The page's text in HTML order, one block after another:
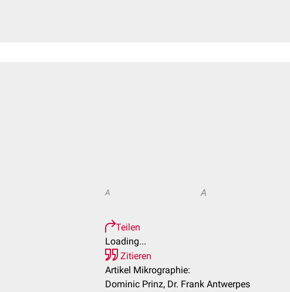
A A
Teilen
Loading...
Zitieren
Artikel Mikrographie:
Dominic Prinz, Dr. Frank Antwerpes